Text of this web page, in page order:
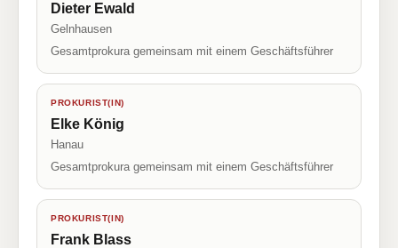
Dieter Ewald
Gelnhausen
Gesamtprokura gemeinsam mit einem Geschäftsführer
PROKURIST(IN)
Elke König
Hanau
Gesamtprokura gemeinsam mit einem Geschäftsführer
PROKURIST(IN)
Frank Blass